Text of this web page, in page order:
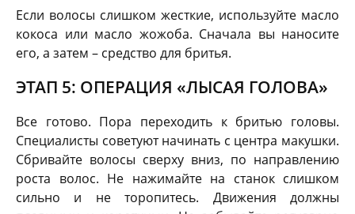
Если волосы слишком жесткие, используйте масло
кокоса или масло жожоба. Сначала вы наносите
его, а затем – средство для бритья.
ЭТАП 5: ОПЕРАЦИЯ «ЛЫСАЯ ГОЛОВА»
Все готово. Пора переходить к бритью головы.
Специалисты советуют начинать с центра макушки.
Сбривайте волосы сверху вниз, по направлению
роста волос. Не нажимайте на станок слишком
сильно и не торопитесь. Движения должны